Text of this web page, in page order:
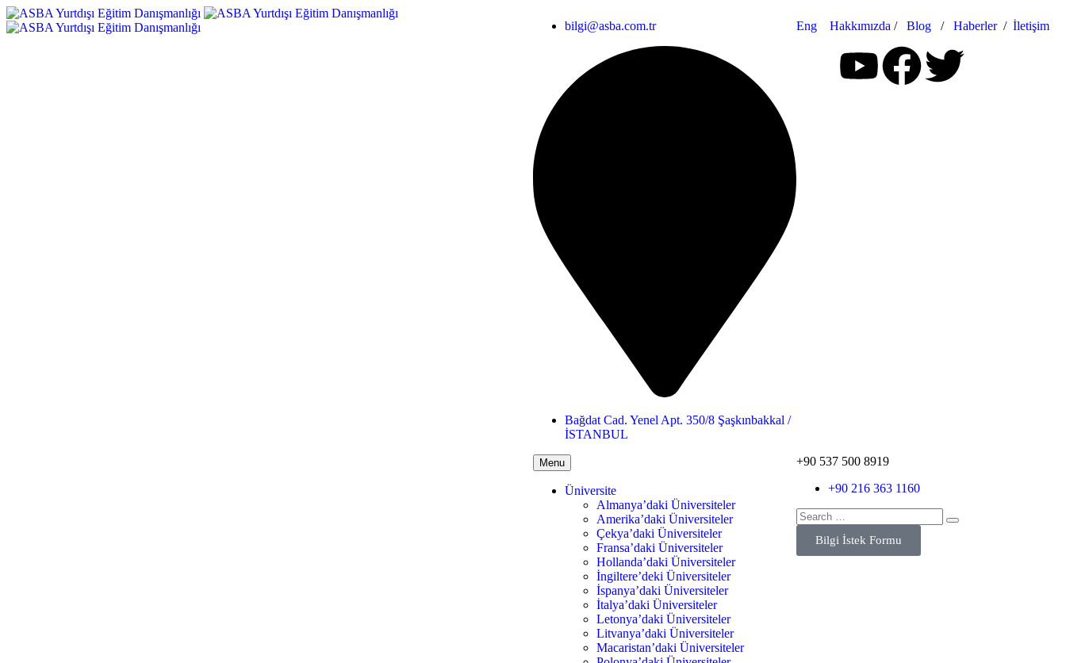
bilgi@asba.com.tr
Bağdat Cad. Yenel Apt. 350/8 Şaşkınbakkal /
İSTANBUL
Eng Hakkımızda / Blog / Haberler/ İletişim
Menu
Üniversite
Almanya’daki Üniversiteler
Amerika’daki Üniversiteler
Çekya’daki Üniversiteler
Fransa’daki Üniversiteler
Hollanda’daki Üniversiteler
İngiltere’deki Üniversiteler
İspanya’daki Üniversiteler
İtalya’daki Üniversiteler
Letonya’daki Üniversiteler
Litvanya’daki Üniversiteler
Macaristan’daki Üniversiteler
+90 537 500 8919
+90 216 363 1160
Bilgi İstek Formu